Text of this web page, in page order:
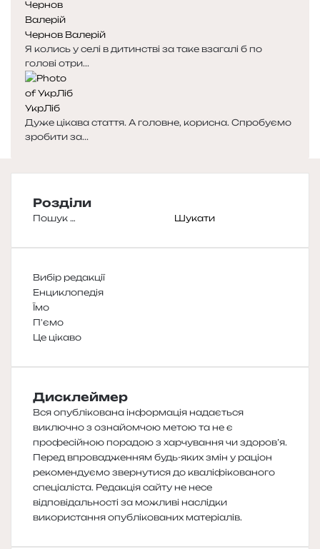
Чернов Валерій
Я колись у селі в дитинстві за таке взагалі б по
голові отри...
УкрЛіб
Дуже цікава стаття. А головне, корисна. Спробуємо
зробити за...
Розділи
Пошук:
Вибір редакції
Енциклопедія
Їмо
П'ємо
Це цікаво
Дисклеймер
Вся опублікована інформація надається
виключно з ознайомчою метою та не є
професійною порадою з харчування чи здоров’я.
Перед впровадженням будь-яких змін у раціон
рекомендуємо звернутися до кваліфікованого
спеціаліста. Редакція сайту не несе
відповідальності за можливі наслідки
використання опублікованих матеріалів.